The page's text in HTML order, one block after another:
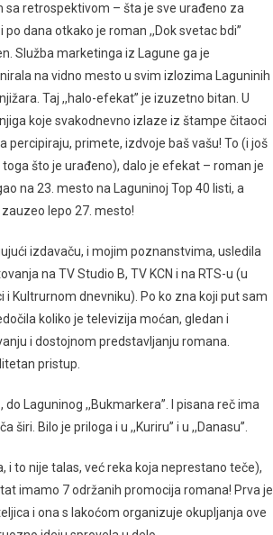
sa retrospektivom – šta je sve urađeno za
po dana otkako je roman ,,Dok svetac bdi’’
Služba marketinga iz Lagune ga je
na vidno mesto u svim izlozima Laguninih
Taj ,,halo-efekat’’ je izuzetno bitan. U
koje svakodnevno izlaze iz štampe čitaoci
percipiraju, primete, izdvoje baš vašu! To (i još
što je urađeno), dalo je efekat – roman je
na 23. mesto na Laguninoj Top 40 listi, a
zauzeo lepo 27. mesto!
izdavaču, i mojim poznanstvima, usledila
na TV Studio B, TV KCN i na RTS-u (u
i Kultrurnom dnevniku). Po ko zna koji put sam
koliko je televizija moćan, gledan i
i dostojnom predstavljanju romana.
pristup.
Laguninog ,,Bukmarkera’’. I pisana reč ima
Bilo je priloga i u ,,Kuriru’’ i u ,,Danasu’’.
i to nije talas, već reka koja neprestano teče),
imamo 7 održanih promocija romana! Prva je
i ona s lakoćom organizuje okupljanja ove